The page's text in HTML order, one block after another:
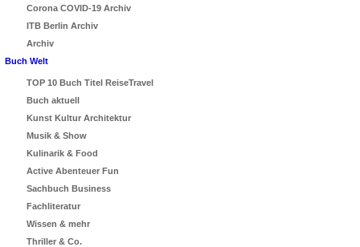
Corona COVID-19 Archiv
ITB Berlin Archiv
Archiv
Buch Welt
TOP 10 Buch Titel ReiseTravel
Buch aktuell
Kunst Kultur Architektur
Musik & Show
Kulinarik & Food
Active Abenteuer Fun
Sachbuch Business
Fachliteratur
Wissen & mehr
Thriller & Co.